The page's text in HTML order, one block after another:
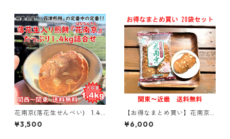
花南京(落花生せんべい) 1.4k
g詰合せ 【大容量】【お得】
¥3,500
【お得なまとめ買い】花南京
(落花せんべい)14枚入り × 20
袋【関東～関西 送料無料】
¥6,000